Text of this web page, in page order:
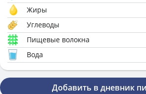
Жиры
Углеводы
Пищевые волокна
Вода
Добавить в дневник